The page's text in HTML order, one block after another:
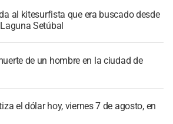
al kitesurfista que era buscado desde
Setúbal
de un hombre en la ciudad de
el dólar hoy, viernes 7 de agosto, en